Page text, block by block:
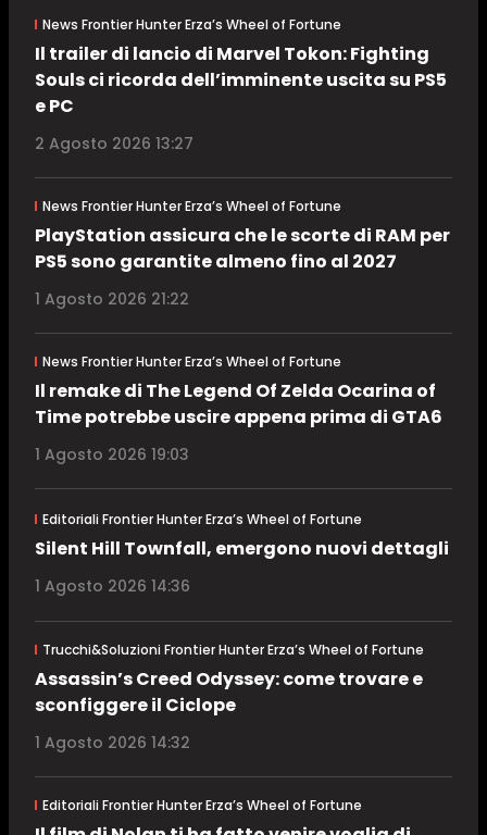
News Frontier Hunter Erza’s Wheel of Fortune
Il trailer di lancio di Marvel Tokon: Fighting
Souls ci ricorda dell’imminente uscita su PS5
e PC
2 Agosto 2026 13:27
News Frontier Hunter Erza’s Wheel of Fortune
PlayStation assicura che le scorte di RAM per
PS5 sono garantite almeno fino al 2027
1 Agosto 2026 21:22
News Frontier Hunter Erza’s Wheel of Fortune
Il remake di The Legend Of Zelda Ocarina of
Time potrebbe uscire appena prima di GTA6
1 Agosto 2026 19:03
Editoriali Frontier Hunter Erza’s Wheel of Fortune
Silent Hill Townfall, emergono nuovi dettagli
1 Agosto 2026 14:36
Trucchi&Soluzioni Frontier Hunter Erza’s Wheel of Fortune
Assassin’s Creed Odyssey: come trovare e
sconfiggere il Ciclope
1 Agosto 2026 14:32
Editoriali Frontier Hunter Erza’s Wheel of Fortune